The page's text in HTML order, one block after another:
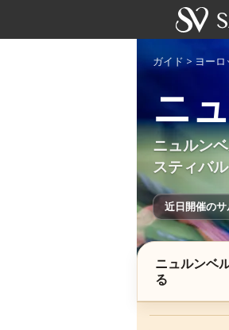
ガイド > ヨー
ニ
ニュルン
スティバ
近日開催の
ニュルンベ
る